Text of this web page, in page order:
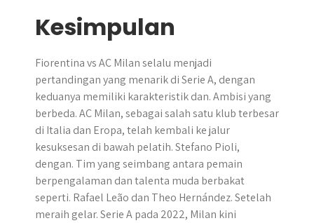
Kesimpulan
Fiorentina vs AC Milan selalu menjadi
pertandingan yang menarik di Serie A, dengan
keduanya memiliki karakteristik dan. Ambisi yang
berbeda. AC Milan, sebagai salah satu klub terbesar
di Italia dan Eropa, telah kembali ke jalur
kesuksesan di bawah pelatih. Stefano Pioli,
dengan. Tim yang seimbang antara pemain
berpengalaman dan talenta muda berbakat
seperti. Rafael Leão dan Theo Hernández. Setelah
meraih gelar. Serie A pada 2022, Milan kini